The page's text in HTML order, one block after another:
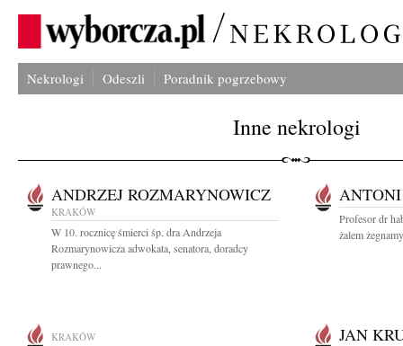
Nekrologi Odeszli Poradnik pogrzebowy
Inne nekrologi
ANDRZEJ ROZMARYNOWICZ
KRAKÓW
W 10. rocznicę śmierci śp. dra Andrzeja
Rozmarynowicza adwokata, senatora, doradcy
prawnego...
Profesor dr
żalem
KRAKÓW JAN